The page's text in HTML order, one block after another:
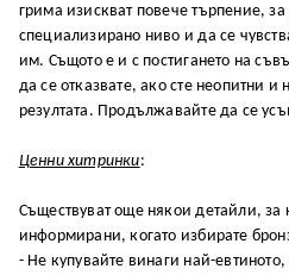
грима изискват повече търпение,
специализирано ниво и да се
им. Същото е и с постигането на
да се отказвате, ако сте неопитни и
резултата. Продължавайте да се
Ценни хитринки:
Съществуват още някои детайли, за
информирани, когато избирате
- Не купувайте винаги най-евтиното,